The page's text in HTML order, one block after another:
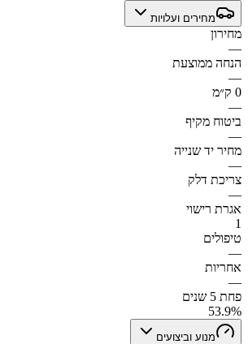
מחירים ועלויות
מחירון
—
הנחה ממוצעת
—
0 ק״מ
—
ביטוח מקיף
—
מחיר יד שנייה
—
צריכת דלק
—
אגרת רישוי
1
טיפולים
—
אחריות
—
פחת 5 שנים
53.9%
מנוע וביצועים